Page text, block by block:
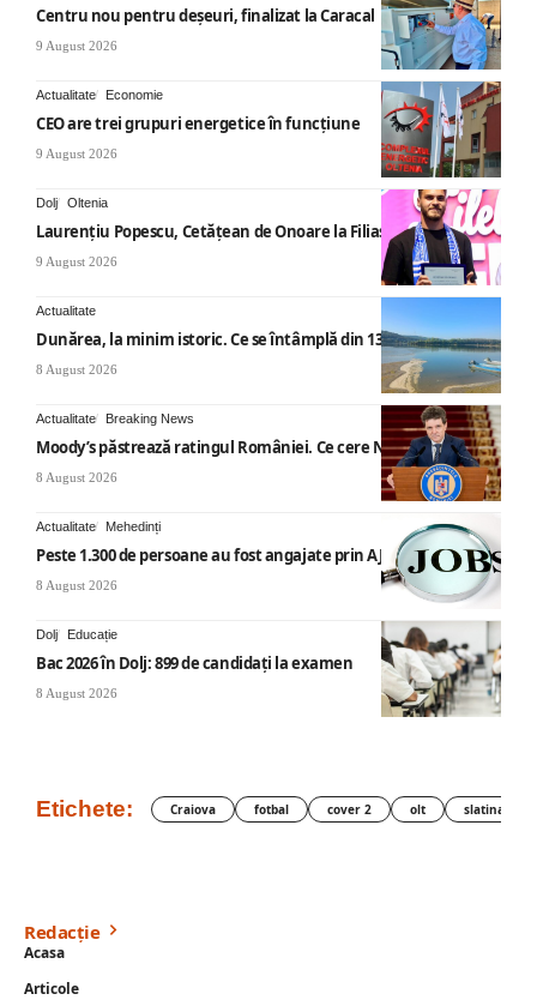
Centru nou pentru deșeuri, finalizat la Caracal
9 August 2026
Actualitate Economie
CEO are trei grupuri energetice în funcțiune
9 August 2026
Dolj Oltenia
Laurențiu Popescu, Cetățean de Onoare la Filiași
9 August 2026
Actualitate
Dunărea, la minim istoric. Ce se întâmplă din 13 august
8 August 2026
Actualitate Breaking News
Moody’s păstrează ratingul României. Ce cere Nicușor Dan
8 August 2026
Actualitate Mehedinți
Peste 1.300 de persoane au fost angajate prin AJOFM Mehedinți
8 August 2026
Dolj Educație
Bac 2026 în Dolj: 899 de candidați la examen
8 August 2026
Etichete: Craiova fotbal cover 2 olt slatina
Redacție
Acasa
Articole